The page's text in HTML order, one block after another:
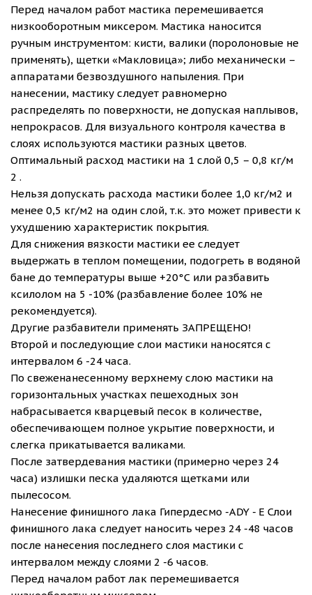
Перед началом работ мастика перемешивается
низкооборотным миксером. Мастика наносится
ручным инструментом: кисти, валики (поролоновые не
применять), щетки «Макловица»; либо механически –
аппаратами безвоздушного напыления. При
нанесении, мастику следует равномерно
распределять по поверхности, не допуская наплывов,
непрокрасов. Для визуального контроля качества в
слоях используются мастики разных цветов.
Оптимальный расход мастики на 1 слой 0,5 – 0,8 кг/м
2 .
Нельзя допускать расхода мастики более 1,0 кг/м2 и
менее 0,5 кг/м2 на один слой, т.к. это может привести к
ухудшению характеристик покрытия.
Для снижения вязкости мастики ее следует
выдержать в теплом помещении, подогреть в водяной
бане до температуры выше +20°С или разбавить
ксилолом на 5 -10% (разбавление более 10% не
рекомендуется).
Другие разбавители применять ЗАПРЕЩЕНО!
Второй и последующие слои мастики наносятся с
интервалом 6 -24 часа.
По свеженанесенному верхнему слою мастики на
горизонтальных участках пешеходных зон
набрасывается кварцевый песок в количестве,
обеспечивающем полное укрытие поверхности, и
слегка прикатывается валиками.
После затвердевания мастики (примерно через 24
часа) излишки песка удаляются щетками или
пылесосом.
Нанесение финишного лака Гипердесмо -ADY - Е Слои
финишного лака следует наносить через 24 -48 часов
после нанесения последнего слоя мастики с
интервалом между слоями 2 -6 часов.
Перед началом работ лак перемешивается